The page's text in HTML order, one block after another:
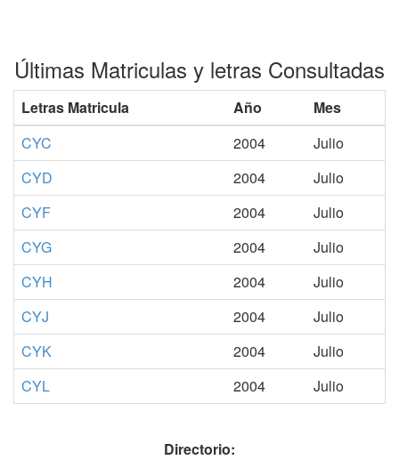
Últimas Matriculas y letras Consultadas
Letras Matricula Año
Mes
CYC
2004
Julio
CYD
2004
Julio
CYF
2004
Julio
CYG
2004
Julio
CYH
2004
Julio
CYJ
2004
Julio
CYK
2004
Julio
CYL
2004 Julio
Directorio: